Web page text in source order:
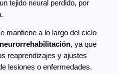
tejido neural perdido, por
mantiene a lo largo del ciclo
neurorrehabilitación, ya que
reaprendizajes y ajustes
lesiones o enfermedades.